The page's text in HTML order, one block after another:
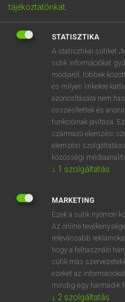
MICROSOFT
BEÉPÜLŐ
ONLINE
tájékoztatónkat
STATISZTIKA
A statisztikai sütiket
sütik információkat
módjáról, többek
és milyen linkekre
azonosítására nem
összesítettek és
funkcióinak javítása.
származó elemzési
elemzési
közösségi
↓ 1 szolgáltatás
MARKETING
Ezek a sütik nyomon
Az online
relevánsabb
hogy a felhasználó
sütik más
ezeket az
mindig egy harmadik
↓ 2 szolgáltatás